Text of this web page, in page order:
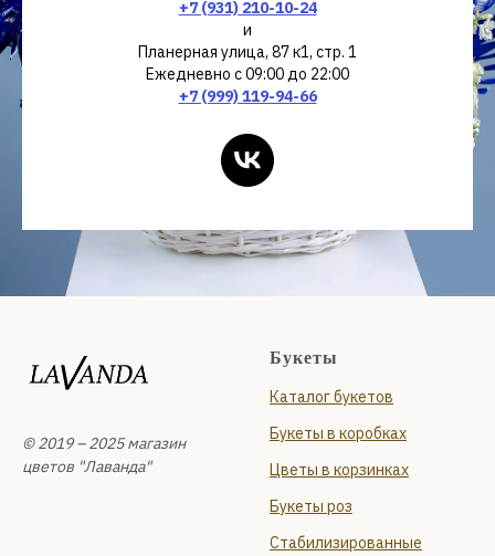
+7 (931) 210-10-24
и
Планерная улица, 87 к1, стр. 1
Ежедневно с 09:00 до 22:00
+7 (999) 119-94-66
© 2019 – 2025 магазин
цветов "Лаванда"
Букеты
Каталог букетов
Букеты в коробках
Цветы в корзинках
Букеты роз
Стабилизированные